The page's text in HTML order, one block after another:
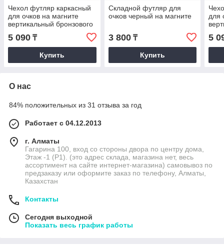
Чехол футляр каркасный
для очков на магните
вертикальный бронзового
цвета длина 16,5 см
5 090 ₸
Купить
Складной футляр для
очков черный на магните
3 800₸
Купить
для
5
О нас
84% положительных из 31 отзыва за год
Работает с 04.12.2013
г. Алматы
Гагарина 100, вход со стороны двора по центру дома,
Этаж -1 (P1). (это адрес склада, магазина нет, весь
ассортимент на сайте интернет-магазина) самовывоз по
предзаказу или оформите заказ по телефону, Алматы,
Казахстан
Контакты
Сегодня выходной
Показать весь график работы